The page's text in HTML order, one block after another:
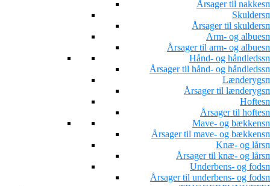
Årsager til
Årsager til
Arm- og
Årsager til arm- og
Hånd- og
Årsager til hånd- og
Årsager til
Årsager til
Mave- og
Årsager til mave- og
Knæ- og
Årsager til knæ- og
Underbens- og
Årsager til underbens- og